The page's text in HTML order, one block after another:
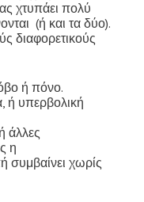
χτυπάει πολύ
(ή και τα δύο).
διαφορετικούς
ή πόνο.
υπερβολική
άλλες
η
συμβαίνει χωρίς